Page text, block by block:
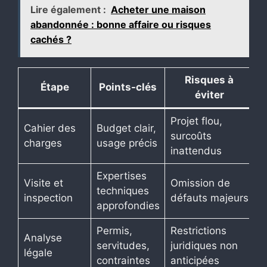
Lire également : Acheter une maison
abandonnée : bonne affaire ou risques
cachés ?
Étape Points-clés
Risques à
éviter
Cahier des
charges
Budget clair,
usage précis
Projet flou,
surcoûts
inattendus
Visite et
inspection
Expertises
techniques
approfondies
Omission de
défauts majeurs
Analyse
légale
Permis,
servitudes,
contraintes
Restrictions
juridiques non
anticipées